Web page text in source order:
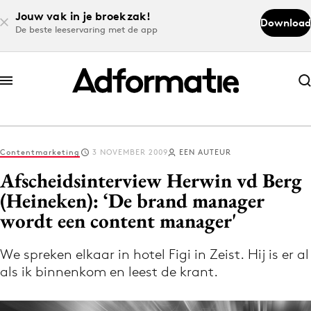
Jouw vak in je broekzak!
De beste leeservaring met de app
Download
Abonneer nu
Abonneer nu
Log in
Volg het laatste nieuws via de Adformatie
Nieuws app
Contentmarketing 3 NOVEMBER 2009 EEN AUTEUR
Afscheidsinterview Herwin vd Berg
(Heineken): ‘De brand manager
wordt een content manager'
We spreken elkaar in hotel Figi in Zeist. Hij is er al
als ik binnenkom en leest de krant.